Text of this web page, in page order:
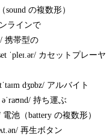
sound の複数形）
ラインで
携帯型の
ˈpleɪ.ər/ カセットプレーヤ
dʒɒbz/ アルバイト
持ち運ぶ
電池（battery の複数形）
再生ボタン